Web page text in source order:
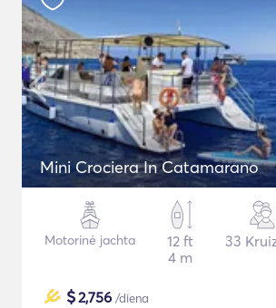
Mini Crociera In Catamarano
Motorinė jachta
12 ft
4 m
33
$2,756 /diena